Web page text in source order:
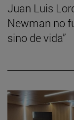
Juan Luis
Newman no
sino de vida”